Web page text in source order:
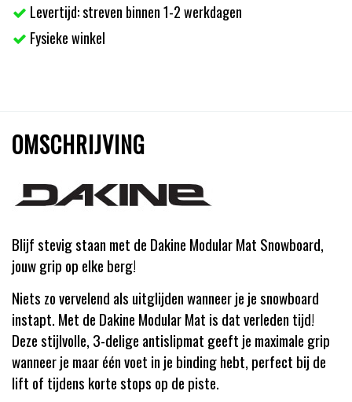
Levertijd: streven binnen 1-2 werkdagen
Fysieke winkel
OMSCHRIJVING
Blijf stevig staan met de Dakine Modular Mat Snowboard,
jouw grip op elke berg!
Niets zo vervelend als uitglijden wanneer je je snowboard
instapt. Met de Dakine Modular Mat is dat verleden tijd!
Deze stijlvolle, 3-delige antislipmat geeft je maximale grip
wanneer je maar één voet in je binding hebt, perfect bij de
lift of tijdens korte stops op de piste.